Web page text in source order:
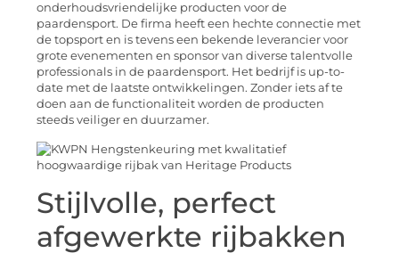
onderhoudsvriendelijke producten voor de
paardensport. De firma heeft een hechte connectie met
de topsport en is tevens een bekende leverancier voor
grote evenementen en sponsor van diverse talentvolle
professionals in de paardensport. Het bedrijf is up-to-
date met de laatste ontwikkelingen. Zonder iets af te
doen aan de functionaliteit worden de producten
steeds veiliger en duurzamer.
Stijlvolle, perfect
afgewerkte rijbakken